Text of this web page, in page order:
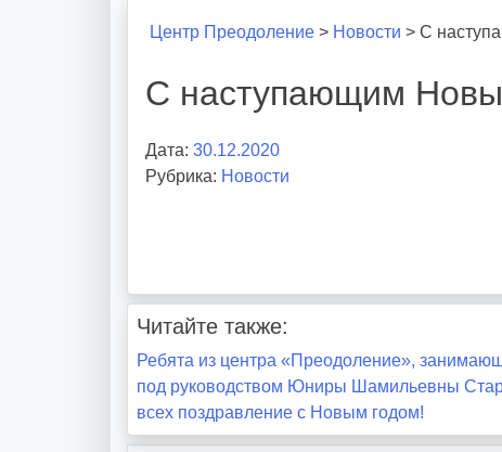
Центр Преодоление > Новости > С
С наступающим
Дата: 30.12.2020
в
v
o
i
d
d
m
Рубрика: Новости
Читайте также:
Навигация
по
Ребята из центра «Преодоление»,
под руководством Юниры Шамильевны
всех поздравление с Новым годом!